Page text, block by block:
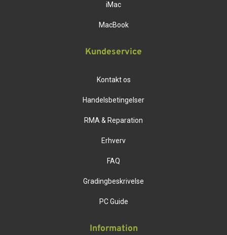
iMac
MacBook
Kundeservice
Kontakt os
Handelsbetingelser
RMA & Reparation
Erhverv
FAQ
Gradingbeskrivelse
PC Guide
Information